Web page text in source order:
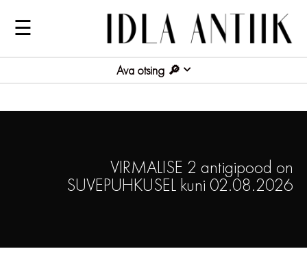
☰
Ava otsing
VIRMALISE 2 antigipood on
SUVEPUHKUSEL kuni 02.08.2026